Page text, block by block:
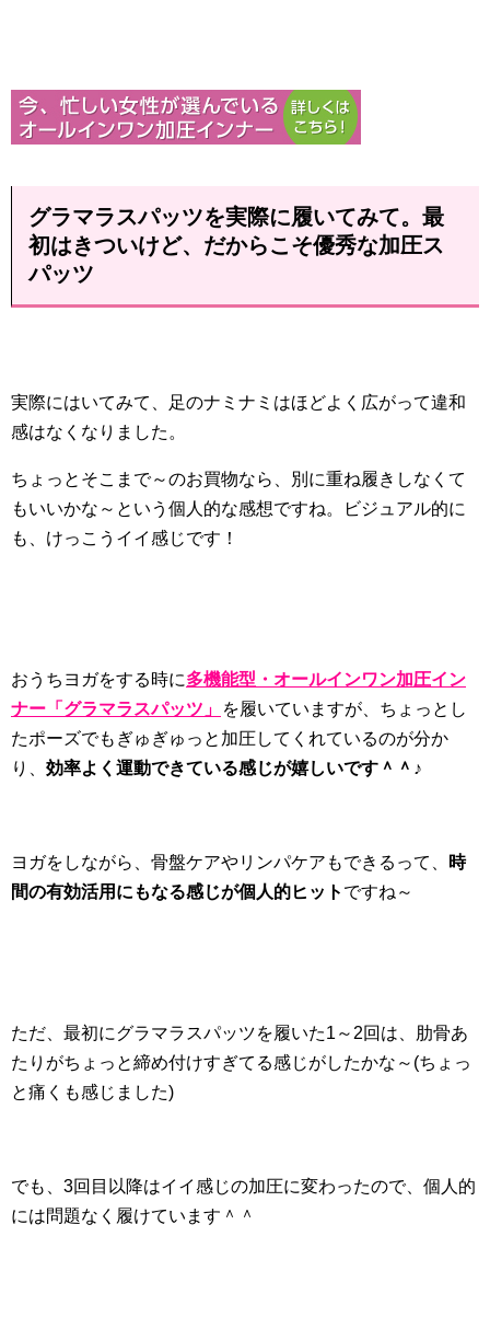
グラマラスパッツを実際に履いてみて。最
初はきついけど、だからこそ優秀な加圧ス
パッツ
実際にはいてみて、足のナミナミはほどよく広がって違和
感はなくなりました。
ちょっとそこまで～のお買物なら、別に重ね履きしなくて
もいいかな～という個人的な感想ですね。ビジュアル的に
も、けっこうイイ感じです！
おうちヨガをする時に多機能型・オールインワン加圧イン
ナー「グラマラスパッツ」
を履いていますが、ちょっとし
たポーズでもぎゅぎゅっと加圧してくれているのが分か
り、 効率よく運動できている感じが嬉しいです＾＾♪
ヨガをしながら、骨盤ケアやリンパケアもできるって、
時
間の有効活用にもなる感じが個人的ヒット ですね～
ただ、最初にグラマラスパッツを履いた1～2回は、肋骨あ
たりがちょっと締め付けすぎてる感じがしたかな～(ちょっ
と痛くも感じました)
でも、3回目以降はイイ感じの加圧に変わったので、個人的
には問題なく履けています＾＾